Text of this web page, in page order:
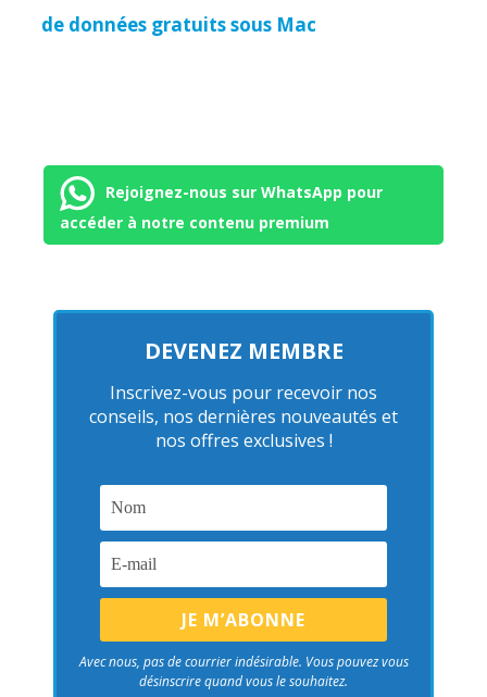
de données gratuits sous Mac
Rejoignez-nous sur WhatsApp pour
accéder à notre contenu premium
DEVENEZ MEMBRE
Inscrivez-vous pour recevoir nos
conseils, nos dernières nouveautés et
nos offres exclusives !
Avec nous, pas de courrier indésirable. Vous pouvez vous
désinscrire quand vous le souhaitez.